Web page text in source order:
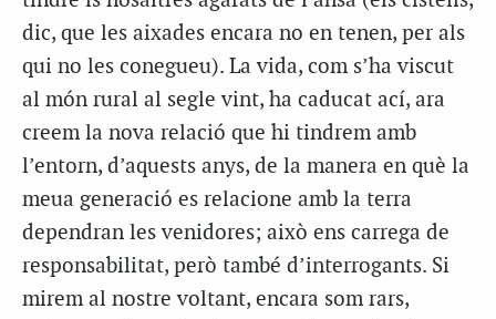
dic, que les aixades encara no en tenen, per als
qui no les conegueu). La vida, com s’ha viscut
al món rural al segle vint, ha caducat ací, ara
creem la nova relació que hi tindrem amb
l’entorn, d’aquests anys, de la manera en què la
meua generació es relacione amb la terra
dependran les venidores; això ens carrega de
responsabilitat, però també d’interrogants. Si
mirem al nostre voltant, encara som rars,